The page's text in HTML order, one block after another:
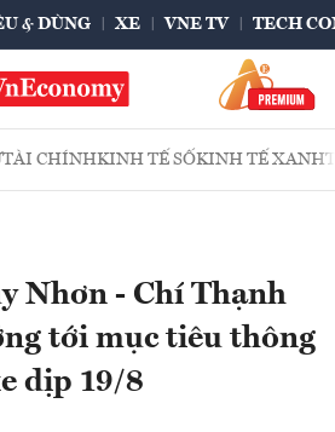
& DÙNG XE VNE TV TECH
TÀI CHÍNHKINH TẾ SỐKINH TẾ XANH
Nhơn - Chí Thạnh
tới mục tiêu thông
dịp 19/8